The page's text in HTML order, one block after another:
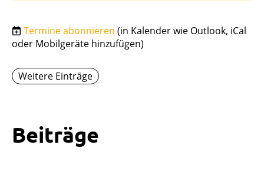
Termine abonnieren (in Kalender wie Outlook, iCal
oder Mobilgeräte hinzufügen)
Weitere Einträge
Beiträge